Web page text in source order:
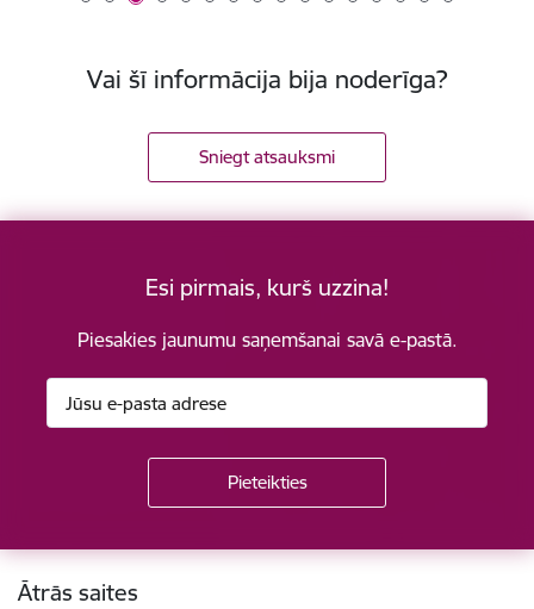
Vai šī informācija bija noderīga?
Sniegt atsauksmi
Esi pirmais, kurš uzzina!
Piesakies jaunumu saņemšanai savā e-pastā.
Kājene
Ātrās saites